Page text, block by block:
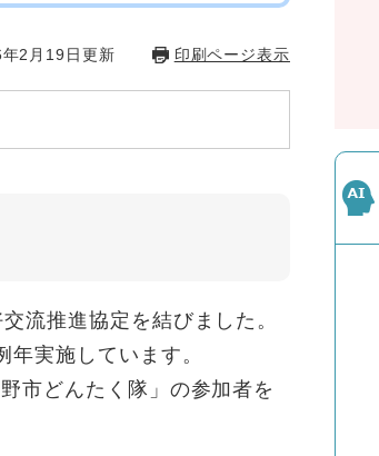
2月19日更新 印刷ページ表示
流推進協定を結びました。
実施しています。
市どんたく隊」の参加者を